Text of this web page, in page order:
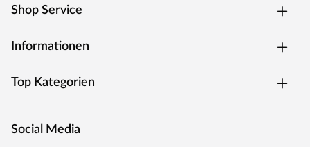
Shop Service
Informationen
Top Kategorien
Social Media